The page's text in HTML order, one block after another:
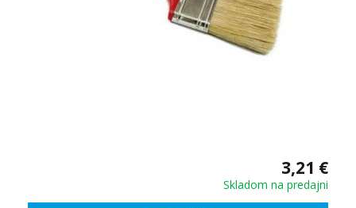
3,21 €
Skladom na predajni